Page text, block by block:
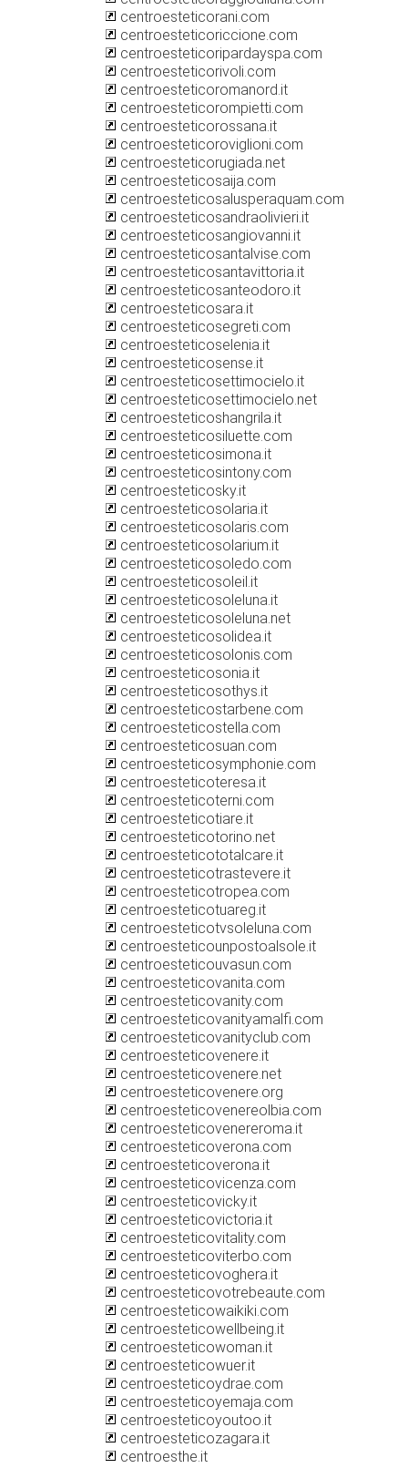
centroesteticorani.com
centroesteticoriccione.com
centroesteticoripardayspa.com
centroesteticorivoli.com
centroesteticoromanord.it
centroesteticorompietti.com
centroesteticorossana.it
centroesteticoroviglioni.com
centroesteticorugiada.net
centroesteticosaija.com
centroesteticosalusperaquam.com
centroesteticosandraolivieri.it
centroesteticosangiovanni.it
centroesteticosantalvise.com
centroesteticosantavittoria.it
centroesteticosanteodoro.it
centroesteticosara.it
centroesteticosegreti.com
centroesteticoselenia.it
centroesteticosense.it
centroesteticosettimocielo.it
centroesteticosettimocielo.net
centroesteticoshangrila.it
centroesteticosiluette.com
centroesteticosimona.it
centroesteticosintony.com
centroesteticosky.it
centroesteticosolaria.it
centroesteticosolaris.com
centroesteticosolarium.it
centroesteticosoledo.com
centroesteticosoleil.it
centroesteticosoleluna.it
centroesteticosoleluna.net
centroesteticosolidea.it
centroesteticosolonis.com
centroesteticosonia.it
centroesteticosothys.it
centroesteticostarbene.com
centroesteticostella.com
centroesteticosuan.com
centroesteticosymphonie.com
centroesteticoteresa.it
centroesteticoterni.com
centroesteticotiare.it
centroesteticotorino.net
centroesteticototalcare.it
centroesteticotrastevere.it
centroesteticotropea.com
centroesteticotuareg.it
centroesteticotvsoleluna.com
centroesteticounpostoalsole.it
centroesteticouvasun.com
centroesteticovanita.com
centroesteticovanity.com
centroesteticovanityamalfi.com
centroesteticovanityclub.com
centroesteticovenere.it
centroesteticovenere.net
centroesteticovenere.org
centroesteticovenereolbia.com
centroesteticovenereroma.it
centroesteticoverona.com
centroesteticoverona.it
centroesteticovicenza.com
centroesteticovicky.it
centroesteticovictoria.it
centroesteticovitality.com
centroesteticoviterbo.com
centroesteticovoghera.it
centroesteticovotrebeaute.com
centroesteticowaikiki.com
centroesteticowellbeing.it
centroesteticowoman.it
centroesteticowuer.it
centroesteticoydrae.com
centroesteticoyemaja.com
centroesteticoyoutoo.it
centroesteticozagara.it
centroesthe.it